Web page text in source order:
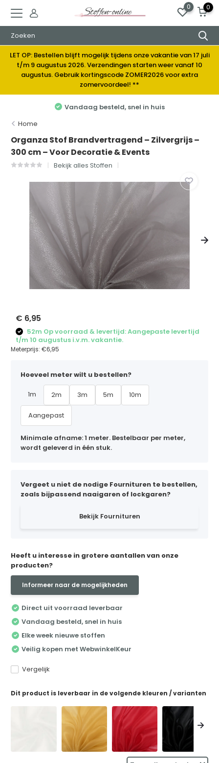
0 0
LET OP: Bestellen blijft mogelijk tijdens onze vakantie van 17 juli
t/m 9 augustus 2026. Verzendingen starten weer vanaf 10
augustus. Gebruik kortingscode ZOMER2026 voor extra
zomervoordeel! **
Elke week nieuwe stoffen
Home
Organza Stof Brandvertragend – Zilvergrijs –
300 cm – Voor Decoratie & Events
Bekijk alles Stoffen
€ 6,95
52m Op voorraad & levertijd: Aangepaste levertijd
t/m 10 augustus i.v.m. vakantie.
Meterprijs:€6,95
Hoeveel meter wilt u bestellen?
1m 2m 3m 5m 10m
Aangepast
Minimale afname: 1 meter. Bestelbaar per meter,
wordt geleverd in één stuk.
Vergeet u niet de nodige Fournituren te bestellen,
zoals bijpassend naaigaren of lockgaren?
Bekijk Fournituren
Heeft u interesse in grotere aantallen van onze
producten?
Informeer naar de mogelijkheden
Direct uit voorraad leverbaar
Vandaag besteld, snel in huis
Elke week nieuwe stoffen
Veilig kopen met WebwinkelKeur
Vergelijk
Dit product is leverbaar in de volgende kleuren / varianten